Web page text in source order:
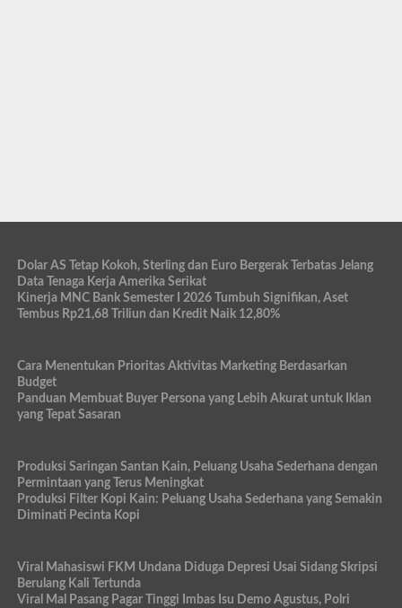
Dolar AS Tetap Kokoh, Sterling dan Euro Bergerak Terbatas Jelang
Data Tenaga Kerja Amerika Serikat
Kinerja MNC Bank Semester I 2026 Tumbuh Signifikan, Aset
Tembus Rp21,68 Triliun dan Kredit Naik 12,80%
Cara Menentukan Prioritas Aktivitas Marketing Berdasarkan
Budget
Panduan Membuat Buyer Persona yang Lebih Akurat untuk Iklan
yang Tepat Sasaran
Produksi Saringan Santan Kain, Peluang Usaha Sederhana dengan
Permintaan yang Terus Meningkat
Produksi Filter Kopi Kain: Peluang Usaha Sederhana yang Semakin
Diminati Pecinta Kopi
Viral Mahasiswi FKM Undana Diduga Depresi Usai Sidang Skripsi
Berulang Kali Tertunda
Viral Mal Pasang Pagar Tinggi Imbas Isu Demo Agustus, Polri